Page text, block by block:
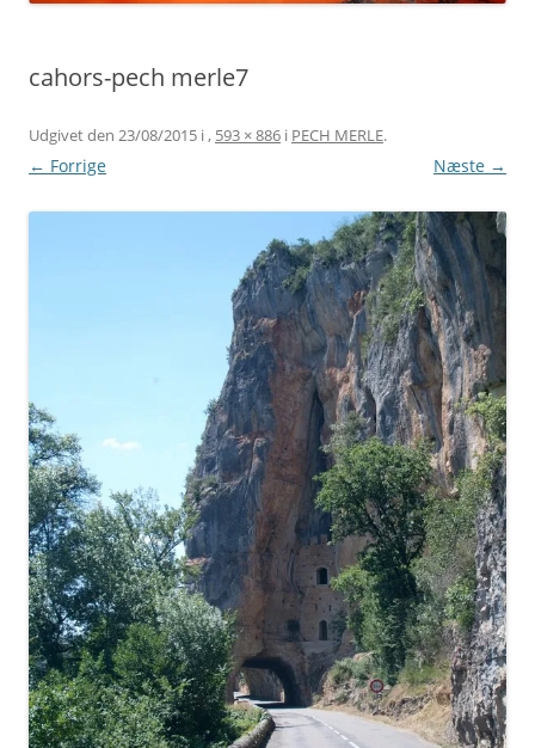
cahors-pech merle7
Udgivet den 23/08/2015 i, 593 × 886 i PECH MERLE.
← Forrige Næste →